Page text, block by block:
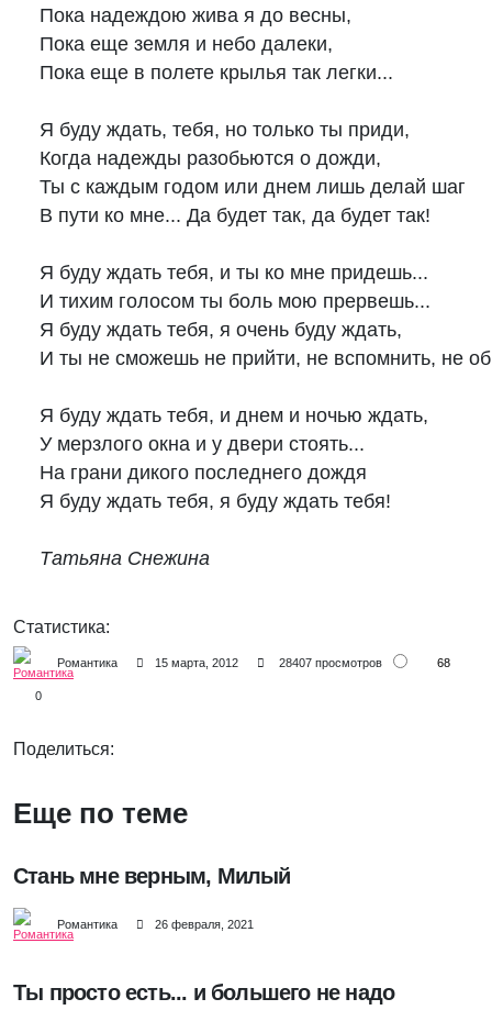
Пока надеждою жива я до весны,
Пока еще земля и небо далеки,
Пока еще в полете крылья так легки...
Я буду ждать, тебя, но только ты приди,
Когда надежды разобьются о дожди,
Ты с каждым годом или днем лишь делай шаг
В пути ко мне... Да будет так, да будет так!
Я буду ждать тебя, и ты ко мне придешь...
И тихим голосом ты боль мою прервешь...
Я буду ждать тебя, я очень буду ждать,
И ты не сможешь не прийти, не вспомнить, не
Я буду ждать тебя, и днем и ночью ждать,
У мерзлого окна и у двери стоять...
На грани дикого последнего дождя
Я буду ждать тебя, я буду ждать тебя!
Татьяна Снежина
Статистика:
Романтика 15 марта, 2012 28407 просмотров 68
0
Поделиться:
Еще по теме
Стань мне верным, Милый
Романтика 26 февраля, 2021
Ты просто есть... и большего не надо